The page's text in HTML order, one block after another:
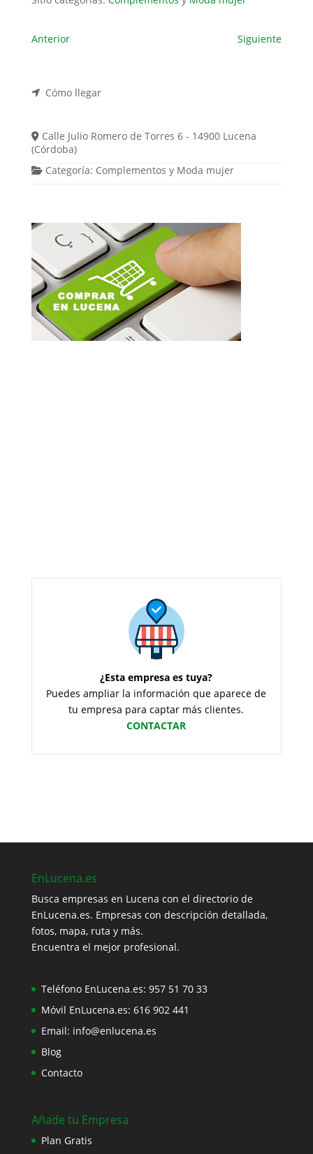
Anterior Siguiente
Cómo llegar
Calle Julio Romero de Torres 6 - 14900 Lucena
(Córdoba)
Categoría: Complementos y Moda mujer
¿Esta empresa es tuya?
Puedes ampliar la información que aparece de
tu empresa para captar más clientes.
CONTACTAR
EnLucena.es
Busca empresas en Lucena con el directorio de
EnLucena.es. Empresas con descripción detallada,
fotos, mapa, ruta y más.
Encuentra el mejor profesional.
Teléfono EnLucena.es: 957 51 70 33
Móvil EnLucena.es: 616 902 441
Email: info@enlucena.es
Blog
Contacto
Añade tu Empresa
Plan Gratis